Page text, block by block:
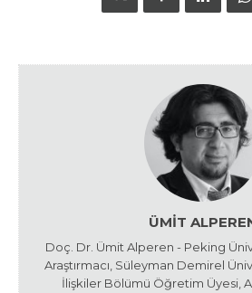
ÜMIT
Doç. Dr. Ümit Alperen - Peking
Araştırmacı, Süleyman Demirel
İlişkiler Bölümü Öğretim Üyesi,